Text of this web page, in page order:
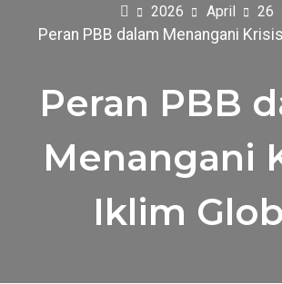
2026 April 26
Peran PBB dalam Menangani
Peran PBB
Menangani
Iklim